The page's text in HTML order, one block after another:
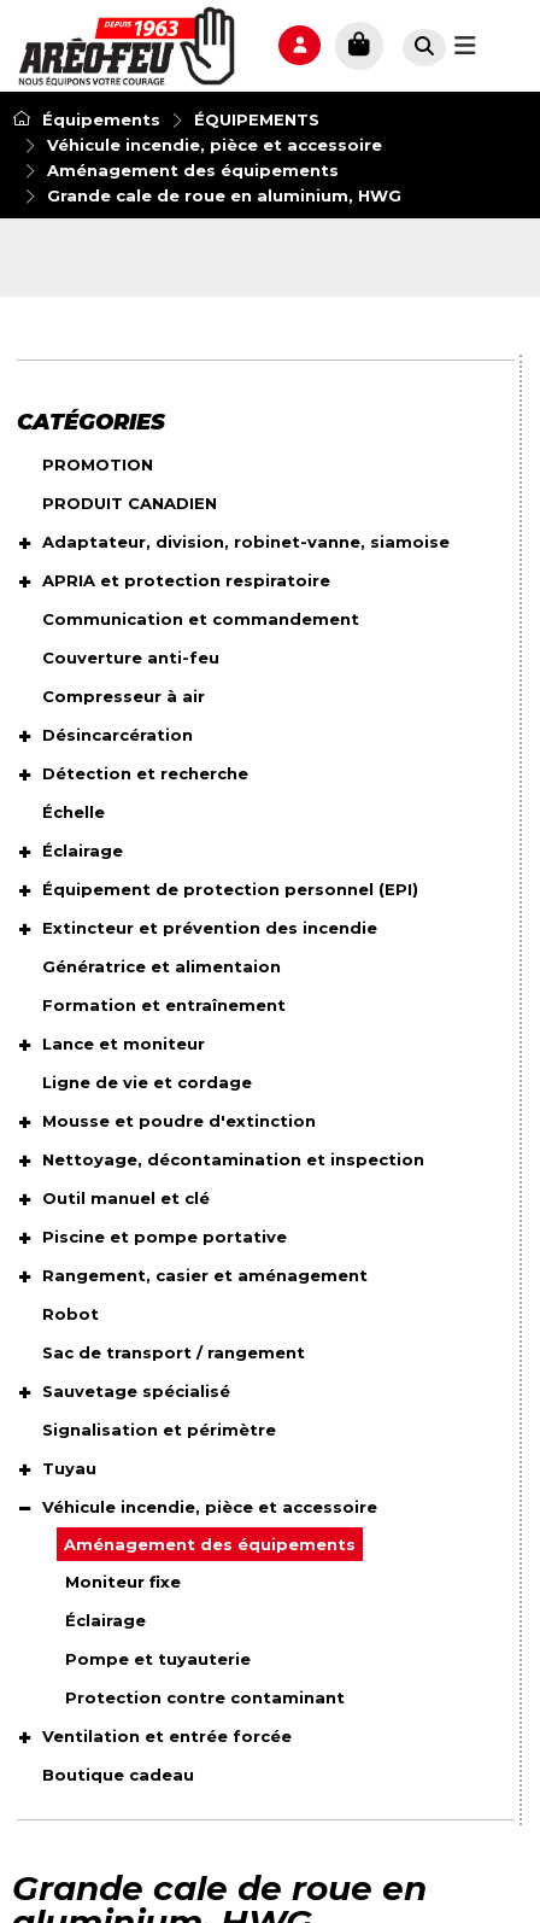
Équipements
ÉQUIPEMENTS
Véhicule incendie, pièce et accessoire
Aménagement des équipements
Grande cale de roue en aluminium, HWG
CATÉGORIES
PROMOTION
PRODUIT CANADIEN
Adaptateur, division, robinet-vanne, siamoise
APRIA et protection respiratoire
Communication et commandement
Couverture anti-feu
Compresseur à air
Désincarcération
Détection et recherche
Échelle
Éclairage
Équipement de protection personnel (EPI)
Extincteur et prévention des incendie
Génératrice et alimentaion
Formation et entraînement
Lance et moniteur
Ligne de vie et cordage
Mousse et poudre d'extinction
Nettoyage, décontamination et inspection
Outil manuel et clé
Piscine et pompe portative
Rangement, casier et aménagement
Robot
Sac de transport / rangement
Sauvetage spécialisé
Signalisation et périmètre
Tuyau
Véhicule incendie, pièce et accessoire
Aménagement des équipements
Moniteur fixe
Éclairage
Pompe et tuyauterie
Protection contre contaminant
Ventilation et entrée forcée
Boutique cadeau
Grande cale de roue en